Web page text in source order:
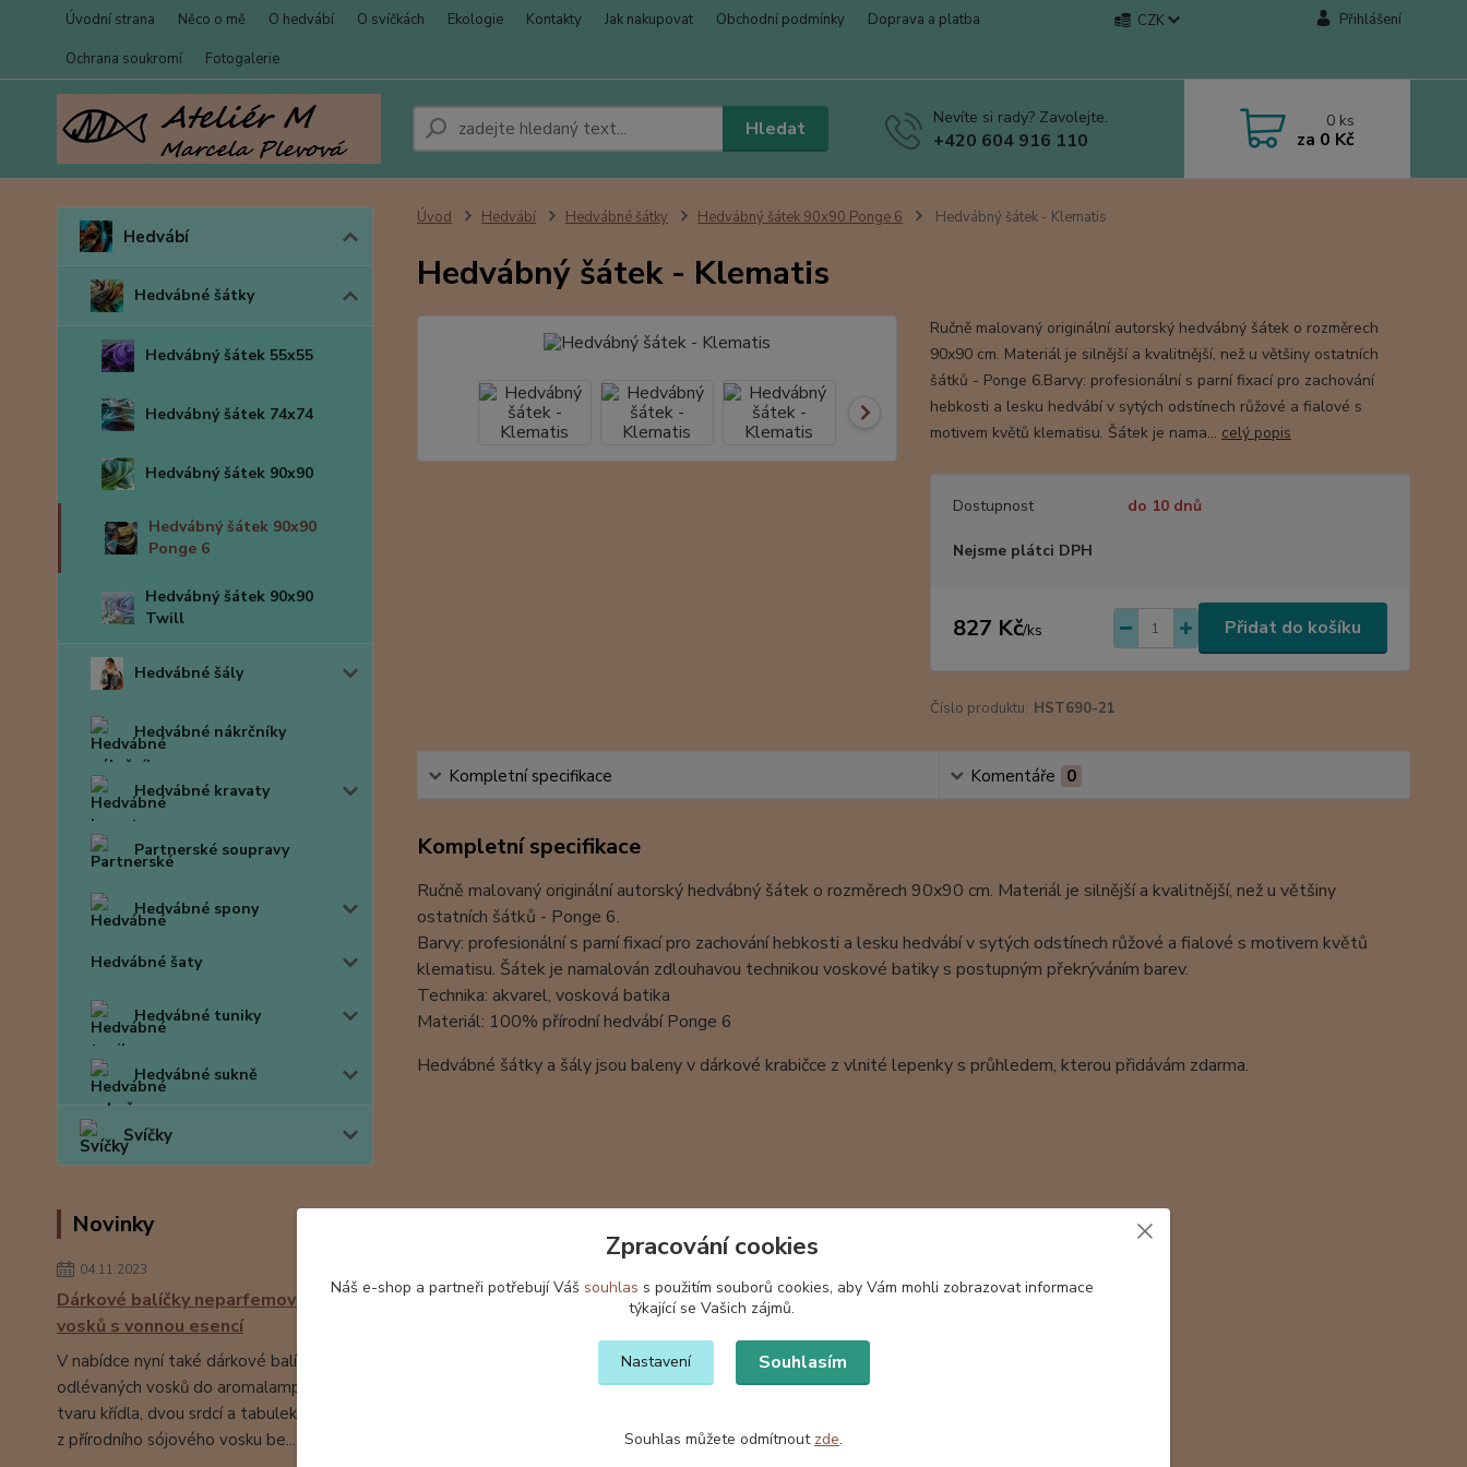
Úvodní strana Něco o mě O hedvábí O svíčkách Ekologie Kontakty Jak nakupovat Obchodní podmínky
Doprava a platba
Ochrana soukromí
Fotogalerie
CZK Přihlášení
Hledat Nevíte si rady? Zavolejte.
+420 604 916 110
0 ks
za 0 Kč
Hedvábí
Hedvábné šátky
Hedvábný šátek 55x55
Hedvábný šátek 74x74
Hedvábný šátek 90x90
Hedvábný šátek 90x90
Ponge 6
Hedvábný šátek 90x90
Twill
Hedvábné šály
Hedvábné nákrčníky
Hedvábné kravaty
Partnerské soupravy
Hedvábné spony
Hedvábné šaty
Hedvábné tuniky
Hedvábné sukně
Svíčky
Novinky
04.11.2023
Dárkové balíčky neparfemovaných
vosků s vonnou esencí
V nabídce nyní také dárkové balíčky ručně
odlévaných vosků do aromalampy ve
tvaru křídla, dvou srdcí a tabulek čokolády
z přírodního sójového vosku be...
Úvod Hedvábí Hedvábné šátky Hedvábný šátek 90x90 Ponge 6 Hedvábný šátek - Klematis
Hedvábný šátek - Klematis
Ručně malovaný originální autorský hedvábný šátek o rozměrech
90x90 cm. Materiál je silnější a kvalitnější, než u většiny ostatních
šátků - Ponge 6.Barvy: profesionální s parní fixací pro zachování
hebkosti a lesku hedvábí v sytých odstínech růžové a fialové s
motivem květů klematisu. Šátek je nama... celý popis
Dostupnost do 10 dnů
Nejsme plátci DPH
827 Kč/ks Přidat do košíku
Číslo produktu: HST690-21
Kompletní specifikace Komentáře 0
Kompletní specifikace
Ručně malovaný originální autorský hedvábný šátek o rozměrech 90x90 cm. Materiál je silnější a kvalitnější, než u většiny
ostatních šátků - Ponge 6.
Barvy: profesionální s parní fixací pro zachování hebkosti a lesku hedvábí v sytých odstínech růžové a fialové s motivem květů
klematisu. Šátek je namalován zdlouhavou technikou voskové batiky s postupným překrýváním barev.
Technika: akvarel, vosková batika
Materiál: 100% přírodní hedvábí Ponge 6
Hedvábné šátky a šály jsou baleny v dárkové krabičce z vlnité lepenky s průhledem, kterou přidávám zdarma.
Zpracování cookies
Náš e-shop a partneři potřebují Váš souhlas s použitím souborů cookies, aby Vám mohli zobrazovat informace
týkající se Vašich zájmů.
Nastavení Souhlasím
Souhlas můžete odmítnout zde.